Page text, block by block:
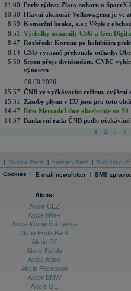
11:00 Perly týdne: Zlato nahoru a SpaceX
10:30 Hlavní akcionář Volkswagenu je ve
8:59 Komerční banka, a.s.: Výpis z
8:51
Výsledky oznámily CSG a Gen
8:47 Rozbřesk: Koruna po holubičím
8:14 CSG výrazně překonala odhady.
5:50 Srpen přeje dividendám. CNBC
výnosem
06.08.2026
15:57 ČNB ve vyčkávacím režimu, zvýšení
15:31
Zásoby plynu v EU jsou pro toto
14:47 Růst MercadoLibre akceleruje na
14:37 Bankovní rada ČNB podle
1 2 3 4
Skupina Patria Kariéra v Patrii Podmínky
Cookies | E-mail newsletter | SMS
Akcie:
Akcie ČEZ
Akcie NWR
Akcie Komerční banka
Akcie Erste Bank
Akcie O2
Akcie Kofola
Akcie Apple
Akcie Facebook
Akcie BMW
Akcie GE